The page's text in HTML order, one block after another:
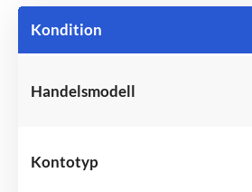
Kondition
Handelsmodell
Kontotyp